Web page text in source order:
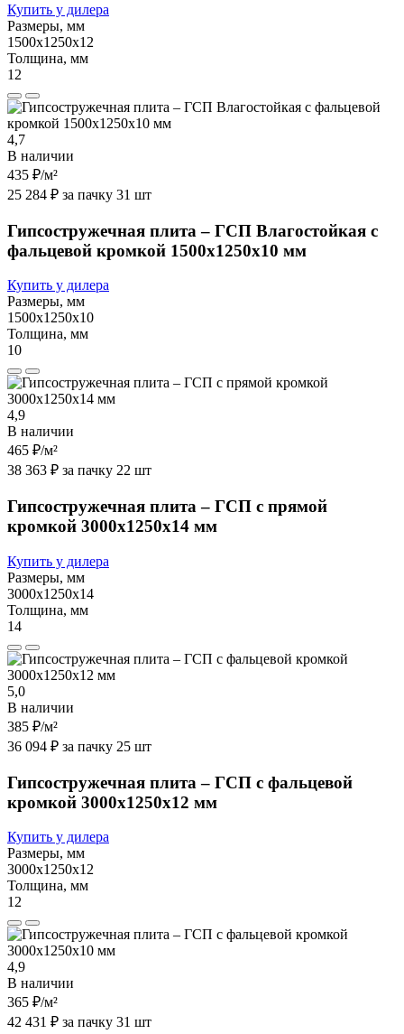
Купить у дилера
Размеры, мм
1500х1250х12
Толщина, мм
12
4,7
В наличии
435 ₽/м²
25 284 ₽ за пачку 31 шт
Гипсостружечная плита – ГСП Влагостойкая с
фальцевой кромкой 1500х1250х10 мм
Купить у дилера
Размеры, мм
1500х1250х10
Толщина, мм
10
4,9
В наличии
465 ₽/м²
38 363 ₽ за пачку 22 шт
Гипсостружечная плита – ГСП с прямой
кромкой 3000х1250х14 мм
Купить у дилера
Размеры, мм
3000х1250х14
Толщина, мм
14
5,0
В наличии
385 ₽/м²
36 094 ₽ за пачку 25 шт
Гипсостружечная плита – ГСП с фальцевой
кромкой 3000х1250х12 мм
Купить у дилера
Размеры, мм
3000х1250х12
Толщина, мм
12
4,9
В наличии
365 ₽/м²
42 431 ₽ за пачку 31 шт